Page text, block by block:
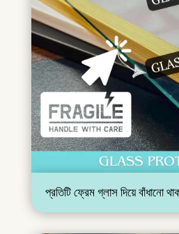
প্রতিটি ফ্রেম গ্লাস দিয়ে বাঁধানো